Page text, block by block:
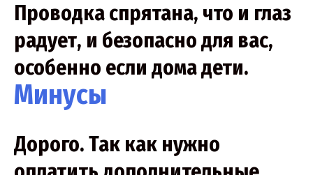
Проводка спрятана, что и глаз
радует, и безопасно для вас,
особенно если дома дети.
Минусы
Дорого. Так как нужно